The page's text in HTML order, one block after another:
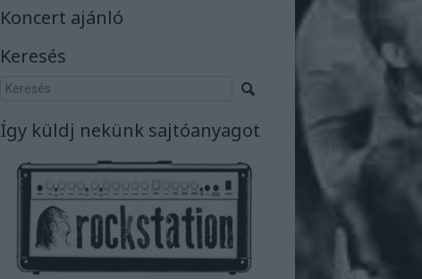
Koncert ajánló
Keresés
Így küldj nekünk sajtóanyagot